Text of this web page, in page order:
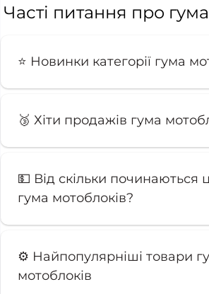
Часті питання про
⭐ Новинки категорії гума
🥉 Хіти продажів гума
💵 Від скільки починаються
гума мотоблоків?
⚙ Найпопулярніші товари
мотоблоків